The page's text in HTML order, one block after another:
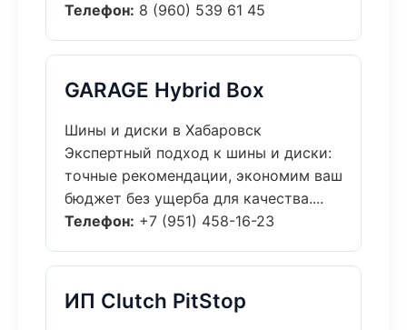
Телефон: 8 (960) 539 61 45
GARAGE Hybrid Box
Шины и диски в Хабаровск
Экспертный подход к шины и диски:
точные рекомендации, экономим ваш
бюджет без ущерба для качества....
Телефон: +7 (951) 458-16-23
ИП Clutch PitStop